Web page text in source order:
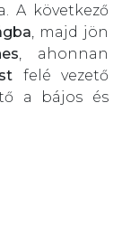
A következő
, majd jön
, ahonnan
felé vezető
a bájos és